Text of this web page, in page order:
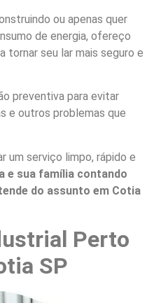
ou apenas quer
de energia, ofereço
tornar seu lar mais seguro e
preventiva para evitar
e outros problemas que
um serviço limpo, rápido e
e sua família contando
do assunto em Cotia
Perto
SP